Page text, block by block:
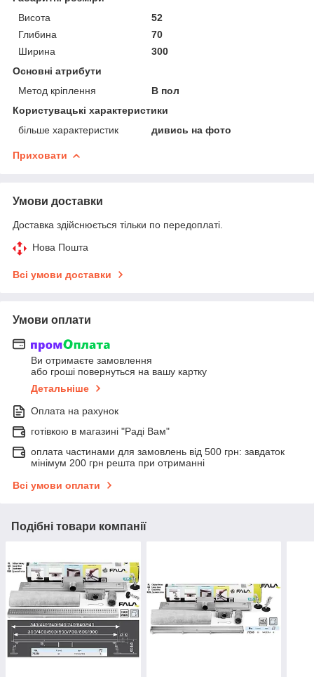
Висота
52
Глибина
70
Ширина
300
Основні атрибути
Метод кріплення
В пол
Користувацькі характеристики
більше характеристик
дивись на фото
Приховати
Умови доставки
Доставка здійснюється тільки по передоплаті.
Нова Пошта
Всі умови доставки
Умови оплати
Ви отримаєте замовлення
або гроші повернуться на вашу картку
Детальніше
Оплата на рахунок
готівкою в магазині "Раді Вам"
оплата частинами для замовлень від 500 грн: завдаток
мінімум 200 грн решта при отриманні
Всі умови оплати
Подібні товари компанії